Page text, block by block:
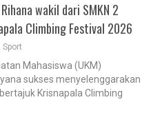
wakil dari SMKN 2
Climbing Festival 2026
Sport
Mahasiswa (UKM)
sukses menyelenggarakan
Krisnapala Climbing